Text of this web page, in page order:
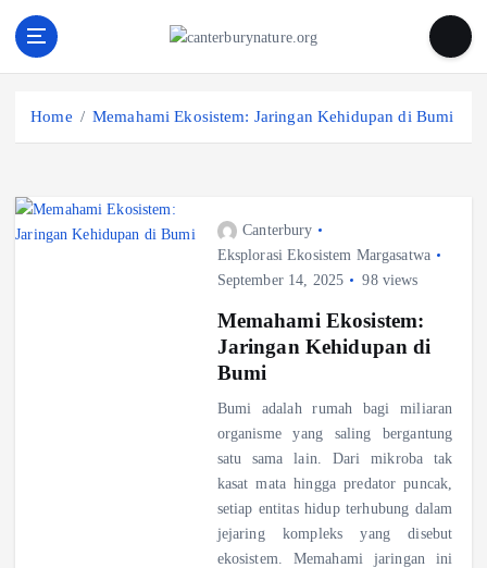
Home Memahami Ekosistem: Jaringan Kehidupan di Bumi
Canterbury
Eksplorasi Ekosistem Margasatwa
September 14, 2025
98 views
Memahami Ekosistem:
Jaringan Kehidupan di
Bumi
Bumi adalah rumah bagi miliaran
organisme yang saling bergantung
satu sama lain. Dari mikroba tak
kasat mata hingga predator puncak,
setiap entitas hidup terhubung dalam
jejaring kompleks yang disebut
ekosistem. Memahami jaringan ini